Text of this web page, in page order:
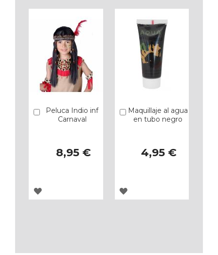
Peluca Indio inf
Carnaval
8,95 €
Añadir
AGREGAR
Maquillaje al agua
en tubo negro
4,95 €
Añadir
AGREGAR